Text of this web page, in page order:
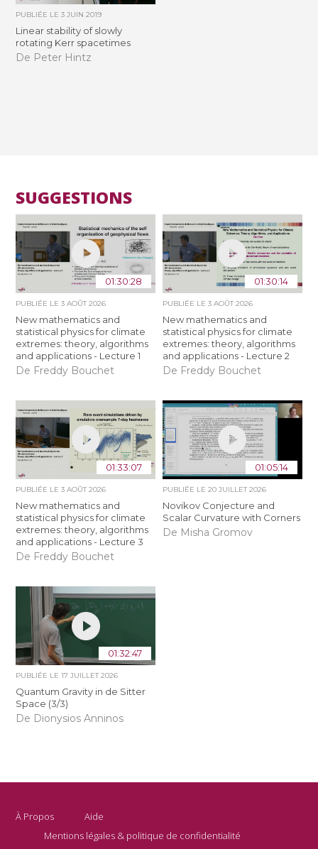
PUBLIÉE LE3 JUIN 2019
Linear stability of slowly
rotating Kerr spacetimes
De Peter Hintz
SUGGESTIONS
01:30:28
PUBLIÉE LE3 AOÛT 2026
New mathematics and
statistical physics for climate
extremes: theory, algorithms
and applications - Lecture 1
De Freddy Bouchet
01:30:14
PUBLIÉE LE 3 AOÛT 2026
New mathematics and
statistical physics for climate
extremes: theory, algorithms
and applications - Lecture 2
De Freddy Bouchet
01:33:07
PUBLIÉE LE3 AOÛT 2026
New mathematics and
statistical physics for climate
extremes: theory, algorithms
and applications - Lecture 3
De Freddy Bouchet
01:05:14
PUBLIÉE LE 20 JUILLET 2026
Novikov Conjecture and
Scalar Curvature with Corners
De Misha Gromov
01:32:47
PUBLIÉE LE17 JUILLET 2026
Quantum Gravity in de Sitter
Space (3/3)
De Dionysios Anninos
À Propos
Aide
Mentions légales & politique de confidentialité